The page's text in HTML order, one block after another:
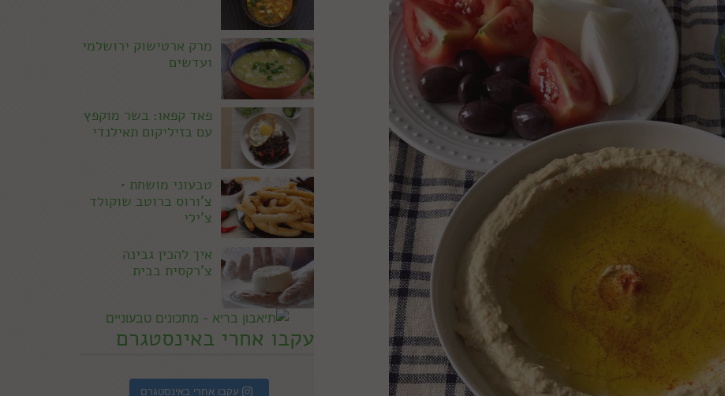
מרק ארטישוק ירושלמי
ועדשים
פאד קפאו: בשר מוקפץ
עם בזיליקום תאילנדי
טבעוני מושחת •
צ'ורוס ברוטב שוקולד
צ'ילי
איך להכין גבינה
צ'רקסית בבית
עקבו אחרי באינסטגרם
עקבו אחרי באינסטגרם